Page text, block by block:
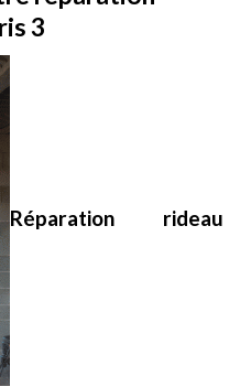
3
Réparation rideau